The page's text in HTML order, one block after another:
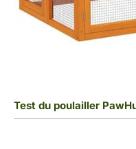
Test du poulailler